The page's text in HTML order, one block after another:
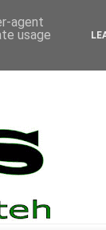
agent
usage